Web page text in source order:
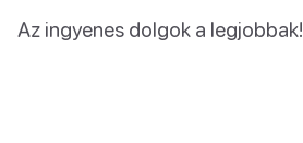
Az ingyenes dolgok a legjobbak!